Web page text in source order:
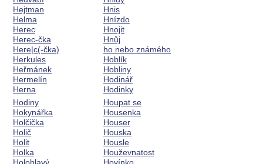
Hejtman
Helma
Herec
Herec-čka
Here|c(-čka)
Herkules
Heřmánek
Hermelín
Herna
Hnis
Hnízdo
Hnojit
Hnůj
ho nebo známého
Hoblík
Hobliny
Hodinář
Hodinky
Hodiny
Hokynářka
Holčička
Holič
Holit
Holka
Houpat se
Housenka
Houser
Houska
Housle
Houževnatost